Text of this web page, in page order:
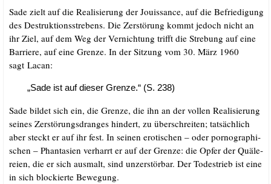
Sade zielt auf die Rea­li­sie­rung der Jouis­sance, auf die Befrie­di­gung
des Destruk­ti­ons­stre­bens. Die Zer­stö­rung kommt jedoch nicht an
ihr Ziel, auf dem Weg der Ver­nich­tung trifft die Stre­bung auf eine
Bar­rie­re, auf eine Gren­ze. In der Sit­zung vom 30. März 1960
sagt Lacan:
„Sade ist auf die­ser Gren­ze.“ (S. 238)
Sade bil­det sich ein, die Gren­ze, die ihn an der vol­len Rea­li­sie­rung
sei­nes Zer­stö­rungs­dran­ges hin­dert, zu über­schrei­ten; tat­säch­lich
aber steckt er auf ihr fest. In sei­nen ero­ti­schen – oder por­no­gra­phi­
schen – Phan­ta­sien ver­harrt er auf der Gren­ze: die Opfer der Quä­le­
rei­en, die er sich aus­malt, sind unzer­stör­bar. Der Todes­trieb ist eine
in sich blo­ckier­te Bewegung.